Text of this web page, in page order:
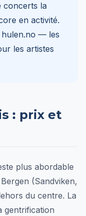
concerts la
en activité.
hulen.no — les
les artistes
: prix et
plus abordable
(Sandviken,
du centre. La
gentrification